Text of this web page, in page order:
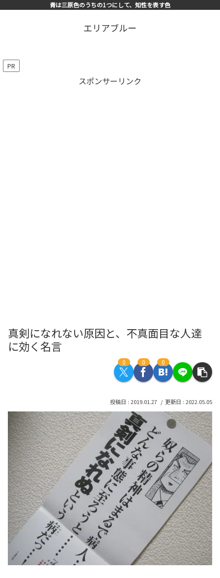
青は三原色のうちの1つにして、知性を表す色
エリアブルー
PR
スポンサーリンク
真剣になれない原因と、不真面目な人達
に効く名言
0 0 0
2019.01.27 2022.05.05